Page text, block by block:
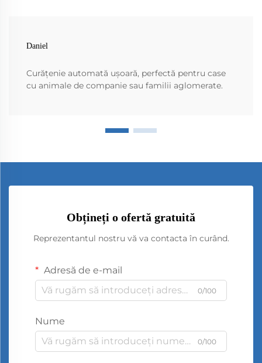
Daniel
Curățenie automată ușoară, perfectă pentru case
cu animale de companie sau familii aglomerate.
Obțineți o ofertă gratuită
Reprezentantul nostru vă va contacta în curând.
Adresă de e-mail
0/100
Nume
0/100